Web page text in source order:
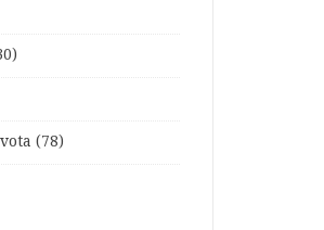
(78)